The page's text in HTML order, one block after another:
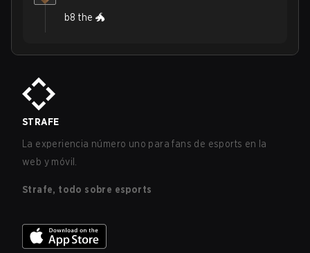
b8 the 🐲
STRAFE
La experiencia número uno para fans de esports en la
web y móvil.
Strafe, todo sobre esports